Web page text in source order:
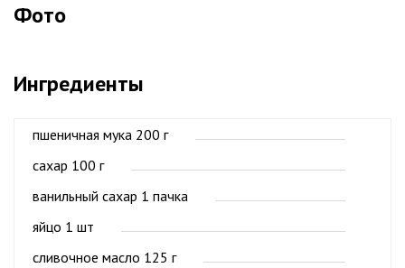
Фото
Ингредиенты
пшеничная мука 200 г
сахар 100 г
ванильный сахар 1 пачка
яйцо 1 шт
сливочное масло 125 г